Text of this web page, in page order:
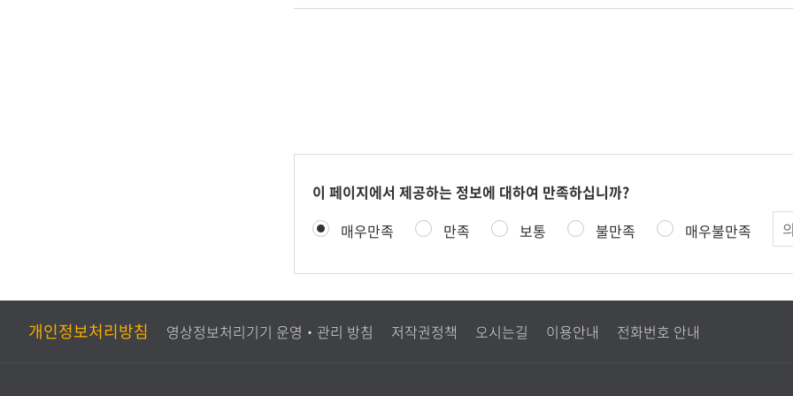
콘
츠
족
도
사
이 페이지에서 제공하는 정보에 대하여 만족하십니까?
만
족
가
매우만족 만족 보통 불만족 매우불만족
의
견
개인정보처리방침 영상정보처리기기 운영‧관리 방침 저작권정책 오시는길 이용안내 전화번호 안내